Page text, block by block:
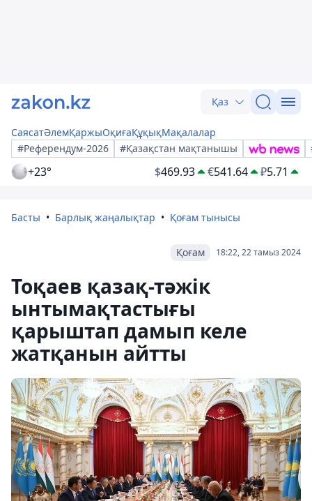
Қаз
СаясатӘлемҚаржыОқиғаҚұқықМақалалар
#Референдум-2026
#Қазақстан мақтанышы
+23° $469.93 €541.64 ₽5.71
Басты Барлық жаңалықтар Қоғам тынысы
18:22, 22 тамыз 2024
Қоғам
Тоқаев қазақ-тәжік
ынтымақтастығы
қарыштап дамып келе
жатқанын айтты